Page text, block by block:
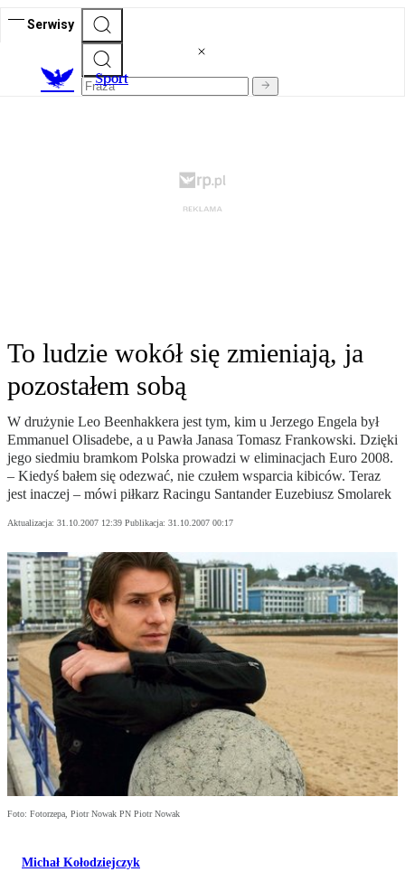
Serwisy
Sport
To ludzie wokół się zmieniają, ja
pozostałem sobą
W drużynie Leo Beenhakkera jest tym, kim u Jerzego Engela był
Emmanuel Olisadebe, a u Pawła Janasa Tomasz Frankowski. Dzięki
jego siedmiu bramkom Polska prowadzi w eliminacjach Euro 2008.
– Kiedyś bałem się odezwać, nie czułem wsparcia kibiców. Teraz
jest inaczej – mówi piłkarz Racingu Santander Euzebiusz Smolarek
Aktualizacja: 31.10.2007 12:39 Publikacja: 31.10.2007 00:17
Foto: Fotorzepa, Piotr Nowak PN Piotr Nowak
Michał Kołodziejczyk